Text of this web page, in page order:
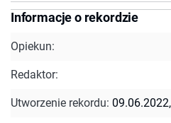
Informacje o rekordzie
Opiekun:
Redaktor:
Utworzenie rekordu: